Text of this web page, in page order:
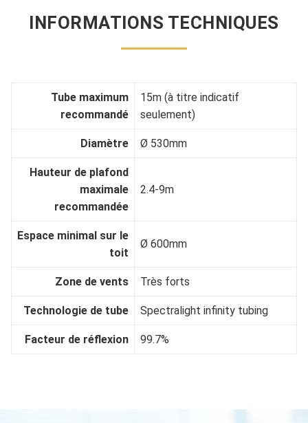
INFORMATIONS TECHNIQUES
Tube maximum
recommandé
15m (à titre indicatif
seulement)
Diamètre Ø 530mm
Hauteur de plafond
maximale
recommandée
2.4-9m
Espace minimal sur le
toit
Ø 600mm
Zone de vents Très forts
Technologie de tube Spectralight infinity tubing
Facteur de réflexion 99.7%